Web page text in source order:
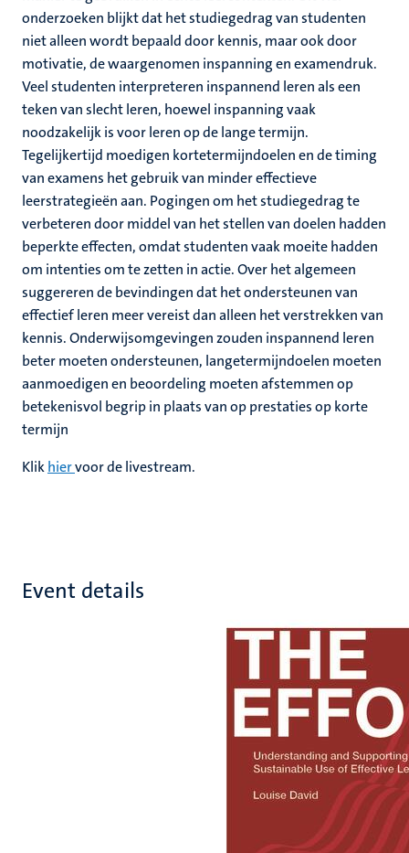
onderzoeken blijkt dat het studiegedrag van studenten
niet alleen wordt bepaald door kennis, maar ook door
motivatie, de waargenomen inspanning en examendruk.
Veel studenten interpreteren inspannend leren als een
teken van slecht leren, hoewel inspanning vaak
noodzakelijk is voor leren op de lange termijn.
Tegelijkertijd moedigen kortetermijndoelen en de timing
van examens het gebruik van minder effectieve
leerstrategieën aan. Pogingen om het studiegedrag te
verbeteren door middel van het stellen van doelen hadden
beperkte effecten, omdat studenten vaak moeite hadden
om intenties om te zetten in actie. Over het algemeen
suggereren de bevindingen dat het ondersteunen van
effectief leren meer vereist dan alleen het verstrekken van
kennis. Onderwijsomgevingen zouden inspannend leren
beter moeten ondersteunen, langetermijndoelen moeten
aanmoedigen en beoordeling moeten afstemmen op
betekenisvol begrip in plaats van op prestaties op korte
termijn
Klikhiervoor de livestream.
Event details